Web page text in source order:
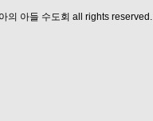
의 아들 수도회 all rights reserved.